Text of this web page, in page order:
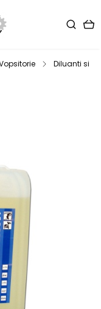
Diluanti si